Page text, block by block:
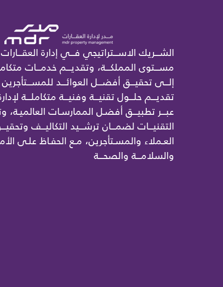
الشـــريك الاســـتراتيجي فـــي إدارة
مســـتوى المملكـــة، وتقديـــم خدمـــات
إلـــى تحقيـــق أفضـــل العوائـــد
تقديـــم حلـــول تقنيـــة وفنيـــة متكاملـــة
عبـــر تطبيـــق أفضـل الممارسـات
التقنيـــات لضمـــان ترشـــيد التكاليـــف
العـملاء والمسـتأجرين، مـع الحفـاظ علـى
والسلامـــة والصحـــة